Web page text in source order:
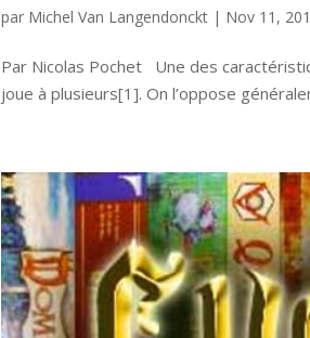
par Michel Van Langendonckt | Nov 11,
Par Nicolas Pochet Une des
joue à plusieurs[1]. On l’oppose